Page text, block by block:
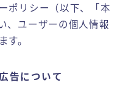
ポリシー（以下、「本
、ユーザーの個人情報
す。
告について